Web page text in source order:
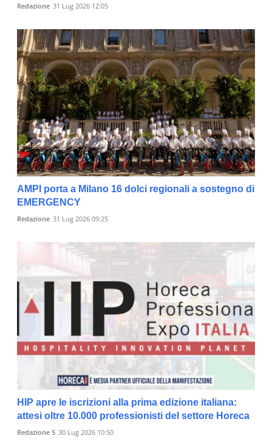
Redazione 31 Lug 2026 12:05
AMPI porta a Milano 16 dolci regionali a sostegno di
EMERGENCY
Redazione 31 Lug 2026 09:25
HIP apre le iscrizioni alla prima edizione italiana:
attesi oltre 10.000 professionisti del settore Horeca
Redazione 5 30 Lug 2026 10:50